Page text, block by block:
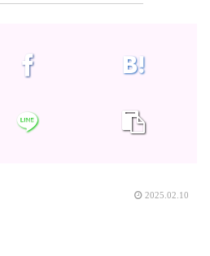
2025.02.10